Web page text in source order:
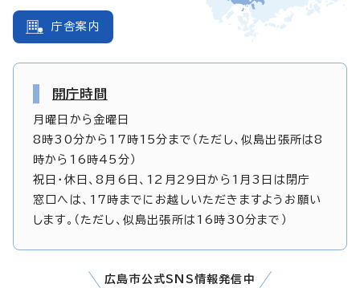
庁舎案内
開庁時間
月曜日から金曜日
8時30分から17時15分まで（ただし、似島出張所は8
時から16時45分）
祝日・休日、8月6日、12月29日から1月3日は閉庁
窓口へは、17時までにお越しいただきますようお願い
します。（ただし、似島出張所は16時30分まで）
広島市公式SNS情報発信中